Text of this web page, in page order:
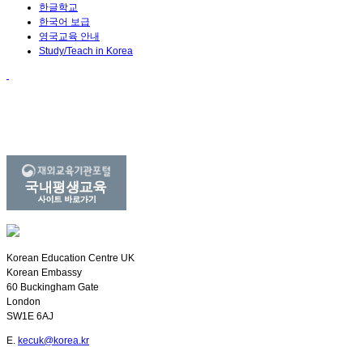
한글학교
한국어 보급
영국교육 안내
Study/Teach in Korea
Korean Education Centre UK
Korean Embassy
60 Buckingham Gate
London
SW1E 6AJ
E. kecuk@korea.kr